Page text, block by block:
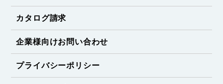
カタログ請求
企業様向けお問い合わせ
プライバシーポリシー